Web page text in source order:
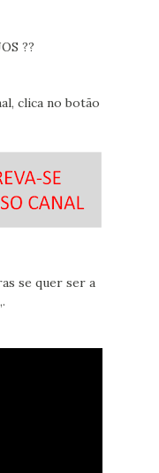
??
clica no botão
se quer ser a